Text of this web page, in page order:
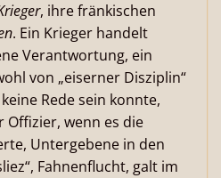
, ihre fränkischen
. Ein Krieger handelt
Verantwortung, ein
von „eiserner Disziplin“
Rede sein konnte,
Offizier, wenn es die
Untergebene in den
Fahnenflucht, galt im